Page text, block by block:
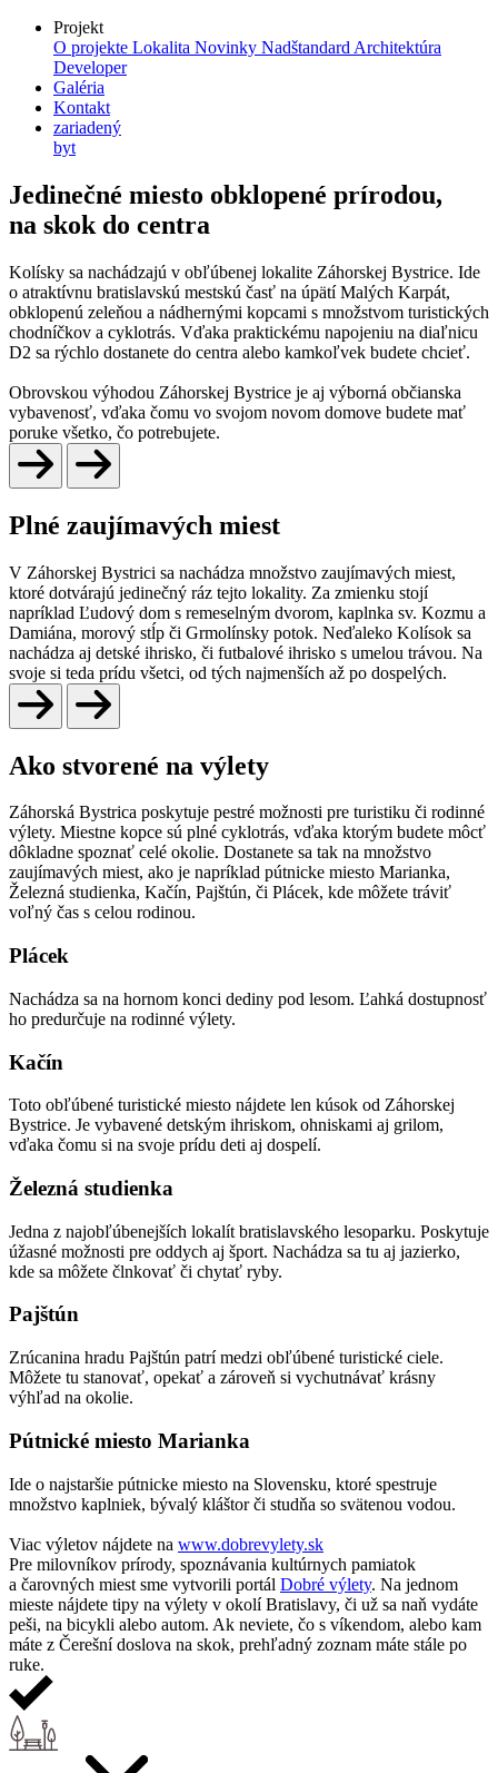
Projekt
O projekte Lokalita Novinky Nadštandard Architektúra
Developer
Galéria
Kontakt
zariadený
byt
Jedinečné miesto obklopené prírodou,
na skok do centra
Kolísky sa nachádzajú v obľúbenej lokalite Záhorskej Bystrice. Ide
o atraktívnu bratislavskú mestskú časť na úpätí Malých Karpát,
obklopenú zeleňou a nádhernými kopcami s množstvom turistických
chodníčkov a cyklotrás. Vďaka praktickému napojeniu na diaľnicu
D2 sa rýchlo dostanete do centra alebo kamkoľvek budete chcieť.
Obrovskou výhodou Záhorskej Bystrice je aj výborná občianska
vybavenosť, vďaka čomu vo svojom novom domove budete mať
poruke všetko, čo potrebujete.
Plné zaujímavých miest
V Záhorskej Bystrici sa nachádza množstvo zaujímavých miest,
ktoré dotvárajú jedinečný ráz tejto lokality. Za zmienku stojí
napríklad Ľudový dom s remeselným dvorom, kaplnka sv. Kozmu a
Damiána, morový stĺp či Grmolínsky potok. Neďaleko Kolísok sa
nachádza aj detské ihrisko, či futbalové ihrisko s umelou trávou. Na
svoje si teda prídu všetci, od tých najmenších až po dospelých.
Ako stvorené na výlety
Záhorská Bystrica poskytuje pestré možnosti pre turistiku či rodinné
výlety. Miestne kopce sú plné cyklotrás, vďaka ktorým budete môcť
dôkladne spoznať celé okolie. Dostanete sa tak na množstvo
zaujímavých miest, ako je napríklad pútnicke miesto Marianka,
Železná studienka, Kačín, Pajštún, či Plácek, kde môžete tráviť
voľný čas s celou rodinou.
Plácek
Nachádza sa na hornom konci dediny pod lesom. Ľahká dostupnosť
ho predurčuje na rodinné výlety.
Kačín
Toto obľúbené turistické miesto nájdete len kúsok od Záhorskej
Bystrice. Je vybavené detským ihriskom, ohniskami aj grilom,
vďaka čomu si na svoje prídu deti aj dospelí.
Železná studienka
Jedna z najobľúbenejších lokalít bratislavského lesoparku. Poskytuje
úžasné možnosti pre oddych aj šport. Nachádza sa tu aj jazierko,
kde sa môžete člnkovať či chytať ryby.
Pajštún
Zrúcanina hradu Pajštún patrí medzi obľúbené turistické ciele.
Môžete tu stanovať, opekať a zároveň si vychutnávať krásny
výhľad na okolie.
Pútnické miesto Marianka
Ide o najstaršie pútnicke miesto na Slovensku, ktoré spestruje
množstvo kaplniek, bývalý kláštor či studňa so svätenou vodou.
Viac výletov nájdete na www.dobrevylety.sk
Pre milovníkov prírody, spoznávania kultúrnych pamiatok
a čarovných miest sme vytvorili portál Dobré výlety. Na jednom
mieste nájdete tipy na výlety v okolí Bratislavy, či už sa naň vydáte
peši, na bicykli alebo autom. Ak neviete, čo s víkendom, alebo kam
máte z Čerešní doslova na skok, prehľadný zoznam máte stále po
ruke.